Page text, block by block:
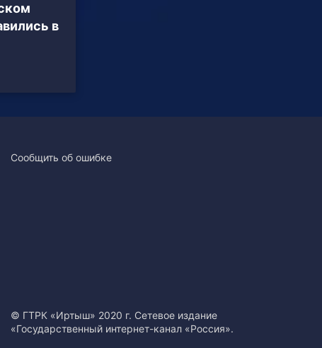
в
Сообщить об ошибке
© ГТРК «Иртыш» 2020 г. Сетевое издание
«Государственный интернет-канал «Россия».